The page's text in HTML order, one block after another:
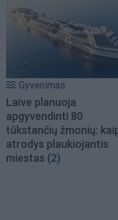
Gyvenimas
Laive planuoja
apgyvendinti 80
tūkstančių žmonių:
atrodys plaukiojantis
miestas (2)